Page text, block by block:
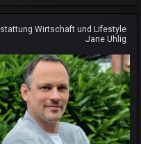
Wirtschaft und Lifestyle
Jane Uhlig